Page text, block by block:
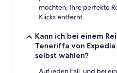
möchten, Ihre perfekte
Klicks entfernt.
Kann ich bei einem
Teneriffa von
selbst wählen?
Auf jeden Fall, und bei